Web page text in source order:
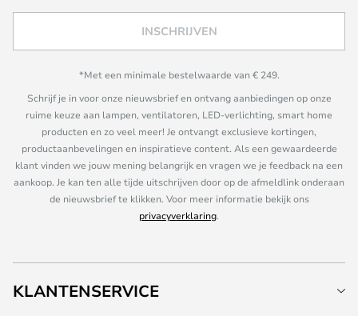
INSCHRIJVEN
*Met een minimale bestelwaarde van € 249.
Schrijf je in voor onze nieuwsbrief en ontvang aanbiedingen op onze
ruime keuze aan lampen, ventilatoren, LED-verlichting, smart home
producten en zo veel meer! Je ontvangt exclusieve kortingen,
productaanbevelingen en inspiratieve content. Als een gewaardeerde
klant vinden we jouw mening belangrijk en vragen we je feedback na een
aankoop. Je kan ten alle tijde uitschrijven door op de afmeldlink onderaan
de nieuwsbrief te klikken. Voor meer informatie bekijk ons
privacyverklaring.
KLANTENSERVICE